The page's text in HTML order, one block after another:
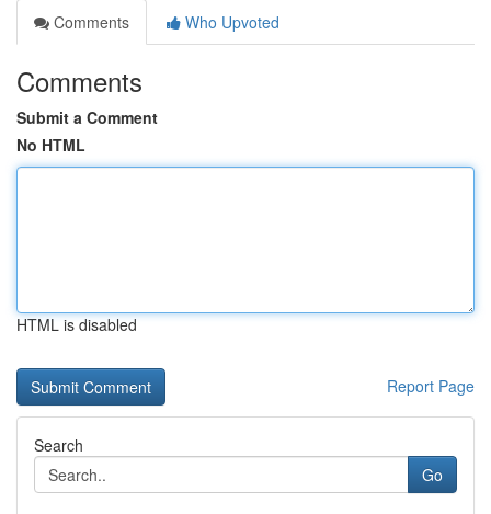
Comments
Who Upvoted
Comments
Submit a Comment
No HTML
HTML is disabled
Report Page
Search
Go